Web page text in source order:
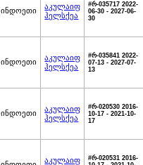
ინდოეთი
აკულაიფ
ჰელსქეა
#რ-035717 2022-
06-30 - 2027-06-
30
ინდოეთი
აკულაიფ
ჰელსქეა
#რ-035841 2022-
07-13 - 2027-07-
13
ინდოეთი
აკულაიფ
ჰელსქეა
#რ-020530 2016-
10-17 - 2021-10-
17
აკულაიფ
#რ-020531 2016-